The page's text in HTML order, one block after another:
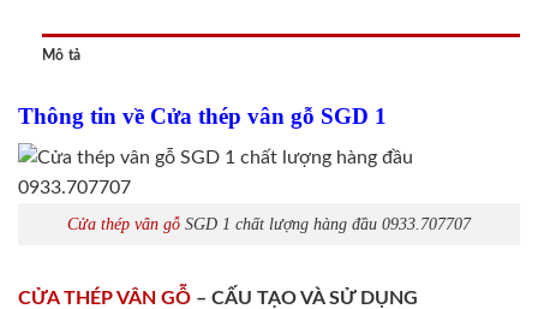
Mô tả
Thông tin về Cửa thép vân gỗ SGD 1
Cửa thép vân gỗ SGD 1 chất lượng hàng đầu 0933.707707
CỬA THÉP VÂN GỖ – CẤU TẠO VÀ SỬ DỤNG